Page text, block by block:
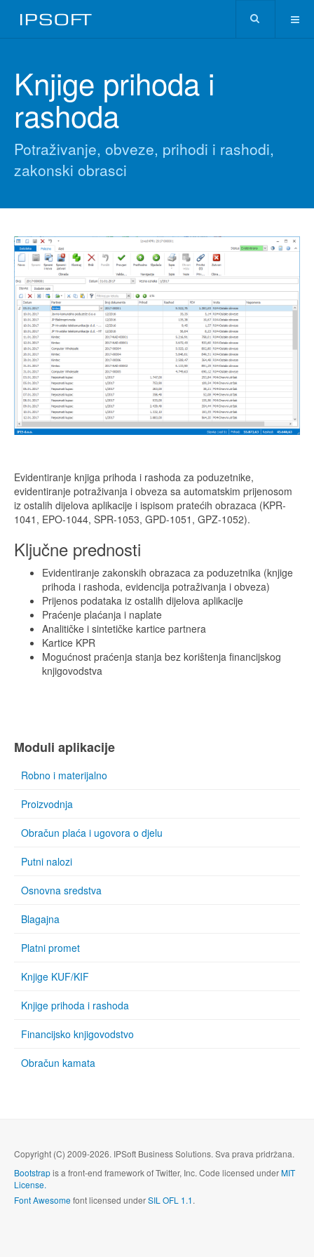
Knjige prihoda i
rashoda
Potraživanje, obveze, prihodi i rashodi,
zakonski obrasci
Evidentiranje knjiga prihoda i rashoda za poduzetnike,
evidentiranje potraživanja i obveza sa automatskim prijenosom
iz ostalih dijelova aplikacije i ispisom pratećih obrazaca (KPR-
1041, EPO-1044, SPR-1053, GPD-1051, GPZ-1052).
Ključne prednosti
Evidentiranje zakonskih obrazaca za poduzetnika (knjige
prihoda i rashoda, evidencija potraživanja i obveza)
Prijenos podataka iz ostalih dijelova aplikacije
Praćenje plaćanja i naplate
Analitičke i sintetičke kartice partnera
Kartice KPR
Mogućnost praćenja stanja bez korištenja financijskog
knjigovodstva
Moduli aplikacije
Robno i materijalno
Proizvodnja
Obračun plaća i ugovora o djelu
Putni nalozi
Osnovna sredstva
Blagajna
Platni promet
Knjige KUF/KIF
Knjige prihoda i rashoda
Financijsko knjigovodstvo
Obračun kamata
Copyright (C) 2009-2026. IPSoft Business Solutions. Sva prava pridržana.
Bootstrapis a front-end framework of Twitter, Inc. Code licensed underMIT
License.
Font Awesomefont licensed underSIL OFL 1.1.